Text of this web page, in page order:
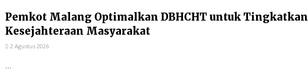
Pemkot Malang Optimalkan DBHCHT untuk Tingkatkan
Kesejahteraan Masyarakat
2 Agustus 2026
...